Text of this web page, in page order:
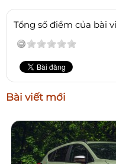
Tổng số điểm của bài
Bài viết mới